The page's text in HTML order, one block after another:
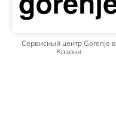
Сервисный центр Gorenje в
Казани